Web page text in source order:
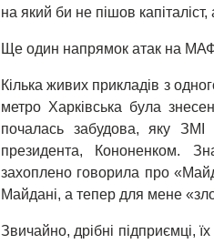
на який би не пішов
Ще один напрямок атак на
Кілька живих прикладів з
метро Харківська була
почалась забудова, яку ЗМІ
президента, Кононенком.
захоплено говорила про
Майдані, а тепер для мене
Звичайно, дрібні підприємці,